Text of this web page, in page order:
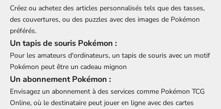
Créez ou achetez des articles personnalisés tels que des tasses,
des couvertures, ou des puzzles avec des images de Pokémon
préférés.
Un tapis de souris Pokémon :
Pour les amateurs d'ordinateurs, un tapis de souris avec un motif
Pokémon peut être un cadeau mignon
Un abonnement Pokémon :
Envisagez un abonnement à des services comme Pokémon TCG
Online, où le destinataire peut jouer en ligne avec des cartes